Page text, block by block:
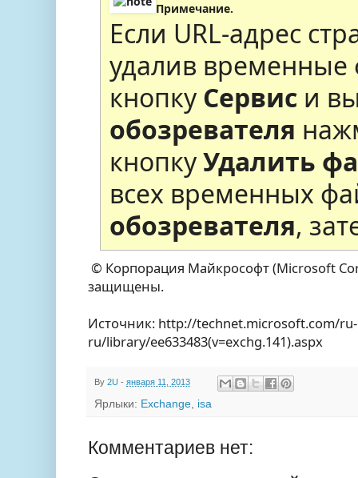
Примечание.
Если URL-адрес
удалив временные
кнопку Сервис и
обозревателя
кнопкуУдалить
всех временных
обозревателя,
© Корпорация Майкрософт (Microsoft
защищены.
Источник: http://technet.microsoft.com/ru-
ru/library/ee633483(v=exchg.141).aspx
By 2U - января 11, 2013
Ярлыки: Exchange isa
Комментариев нет: